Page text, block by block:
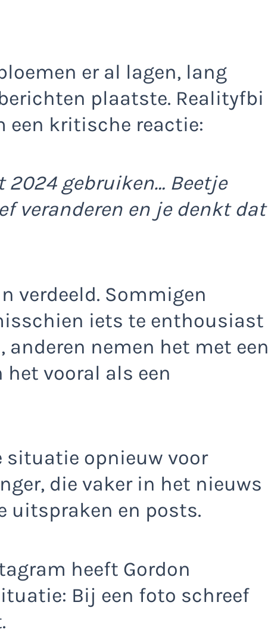
er al lagen, lang
plaatste. Realityfbi
kritische reactie:
2024 gebruiken… Beetje
veranderen en je denkt dat
verdeeld. Sommigen
iets te enthousiast
nemen het met een
vooral als een
situatie opnieuw voor
die vaker in het nieuws
uitspraken en posts.
heeft Gordon
Bij een foto schreef